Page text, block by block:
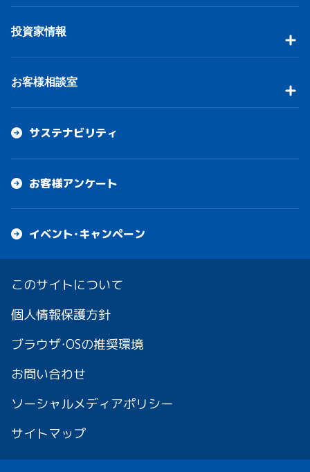
投資家情報
お客様相談室
サステナビリティ
お客様アンケート
イベント・キャンペーン
このサイトについて
個人情報保護方針
ブラウザ・OSの推奨環境
お問い合わせ
ソーシャルメディアポリシー
サイトマップ